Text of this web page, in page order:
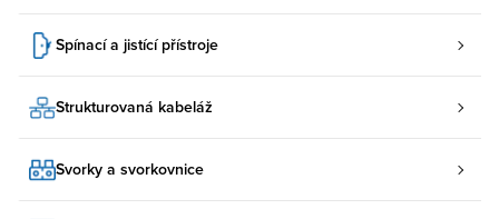
Spínací a jistící přístroje
Strukturovaná kabeláž
Svorky a svorkovnice